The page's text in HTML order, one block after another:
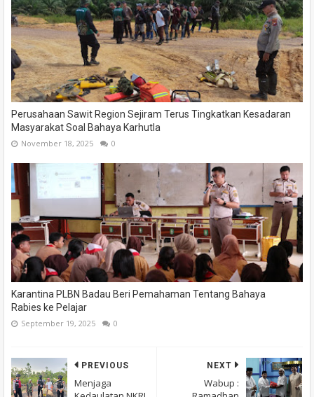
Perusahaan Sawit Region Sejiram Terus Tingkatkan Kesadaran
Masyarakat Soal Bahaya Karhutla
November 18, 2025 0
Karantina PLBN Badau Beri Pemahaman Tentang Bahaya
Rabies ke Pelajar
September 19, 2025 0
NEXT
Wabup :
PREVIOUS
Menjaga